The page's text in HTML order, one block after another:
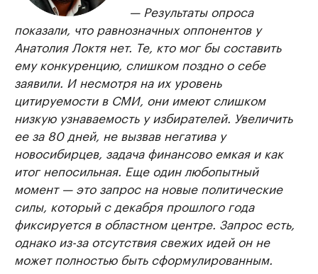
— Результаты опроса
показали, что равнозначных оппонентов у
Анатолия Локтя нет. Те, кто мог бы составить
ему конкуренцию, слишком поздно о себе
заявили. И несмотря на их уровень
цитируемости в СМИ, они имеют слишком
низкую узнаваемость у избирателей. Увеличить
ее за 80 дней, не вызвав негатива у
новосибирцев, задача финансово емкая и как
итог непосильная. Еще один любопытный
момент — это запрос на новые политические
силы, который с декабря прошлого года
фиксируется в областном центре. Запрос есть,
однако из-за отсутствия свежих идей он не
может полностью быть сформулированным.